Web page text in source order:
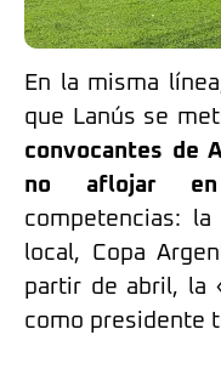
En la misma
que Lanús se
convocantes de
no aflojar
competencias:
local, Copa
partir de abril, la
como presidente